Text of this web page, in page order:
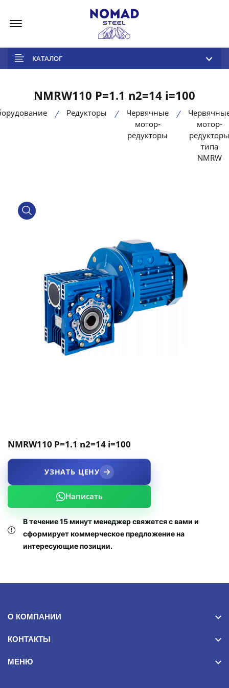
КАТАЛОГ
NMRW110 P=1.1 n2=14 i=100
Редукторы
Червячные
мотор-
редукторы
мотор-
редукторы
типа
NMRW
product view
NMRW110 P=1.1 n2=14 i=100
УЗНАТЬ ЦЕНУ
Написать
В течение 15 минут менеджер свяжется с вами и
сформирует коммерческое предложение на
интересующие позиции.
О КОМПАНИИ
КОНТАКТЫ
МЕНЮ